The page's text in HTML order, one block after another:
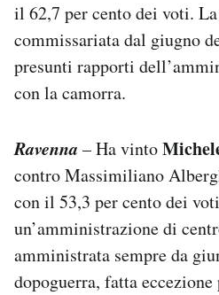
il 62,7 per cento dei voti.
commissariata dal giugno
presunti rapporti
con la camorra.
Ravenna – Ha vinto
contro Massimiliano
con il 53,3 per cento dei
un’amministrazione di
amministrata sempre da
dopoguerra, fatta